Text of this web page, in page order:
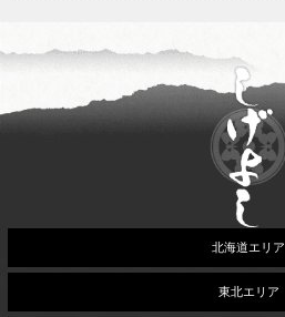
北海道エリア
東北エリア